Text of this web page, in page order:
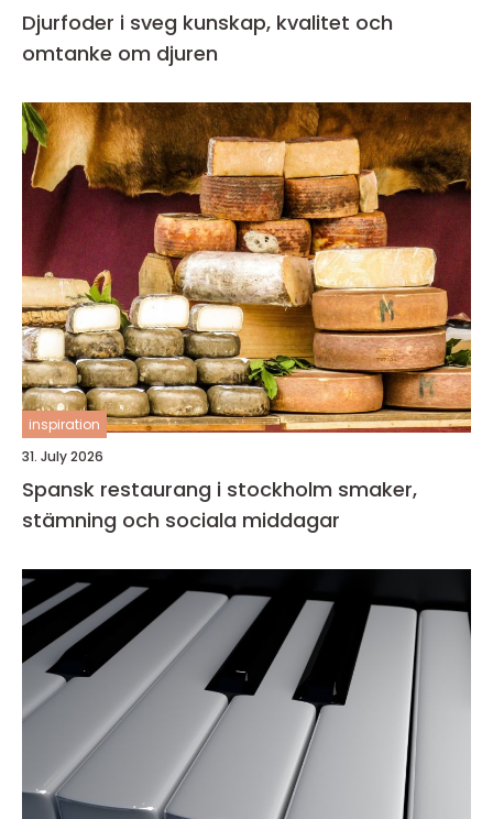
Djurfoder i sveg kunskap, kvalitet och
omtanke om djuren
inspiration
31. July 2026
Spansk restaurang i stockholm smaker,
stämning och sociala middagar